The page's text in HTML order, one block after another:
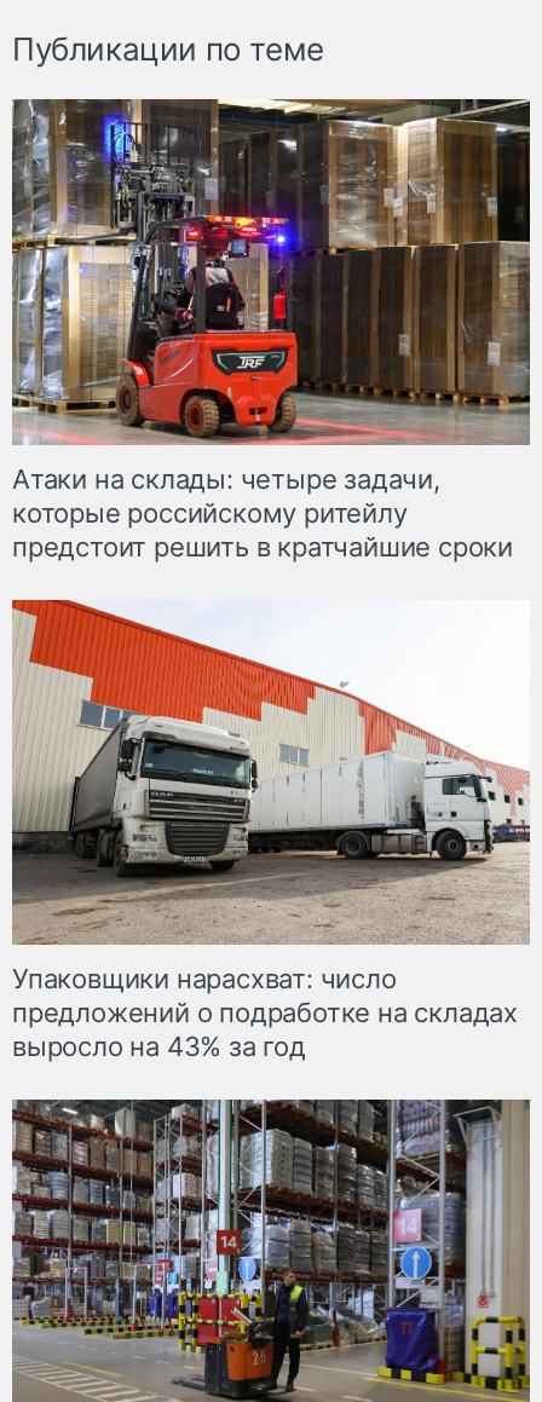
Публикации по теме
Атаки на склады: четыре задачи,
которые российскому ритейлу
предстоит решить в кратчайшие сроки
Упаковщики нарасхват: число
предложений о подработке на складах
выросло на 43% за год